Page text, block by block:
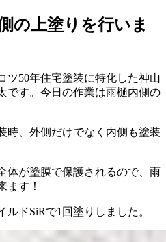
の上塗りを行いま
ツ50年住宅塗装に特化した神山
です。今日の作業は雨樋内側の
時、外側だけでなく内側も塗装
体が塗膜で保護されるので、雨
ます！
ドSiRで1回塗りしました。